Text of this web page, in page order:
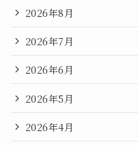
2026年8月
2026年7月
2026年6月
2026年5月
2026年4月